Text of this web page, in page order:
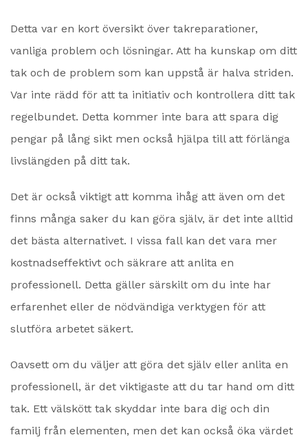
Detta var en kort översikt över takreparationer,
vanliga problem och lösningar. Att ha kunskap om ditt
tak och de problem som kan uppstå är halva striden.
Var inte rädd för att ta initiativ och kontrollera ditt tak
regelbundet. Detta kommer inte bara att spara dig
pengar på lång sikt men också hjälpa till att förlänga
livslängden på ditt tak.
Det är också viktigt att komma ihåg att även om det
finns många saker du kan göra själv, är det inte alltid
det bästa alternativet. I vissa fall kan det vara mer
kostnadseffektivt och säkrare att anlita en
professionell. Detta gäller särskilt om du inte har
erfarenhet eller de nödvändiga verktygen för att
slutföra arbetet säkert.
Oavsett om du väljer att göra det själv eller anlita en
professionell, är det viktigaste att du tar hand om ditt
tak. Ett välskött tak skyddar inte bara dig och din
familj från elementen, men det kan också öka värdet